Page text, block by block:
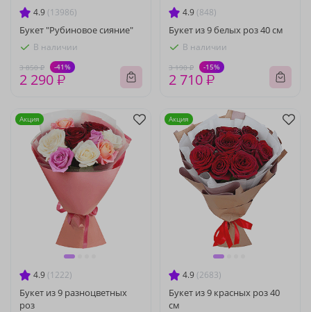
4.9 (13986)
Букет "Рубиновое сияние"
В наличии
3 850 ₽ -41%
2 290 ₽
4.9 (848)
Букет из 9 белых роз 40 см
В наличии
3 190 ₽ -15%
2 710 ₽
4.9 (1222)
Букет из 9 разноцветных
роз
Акция
4.9 (2683)
Букет из 9 красных роз 40
см
Акция